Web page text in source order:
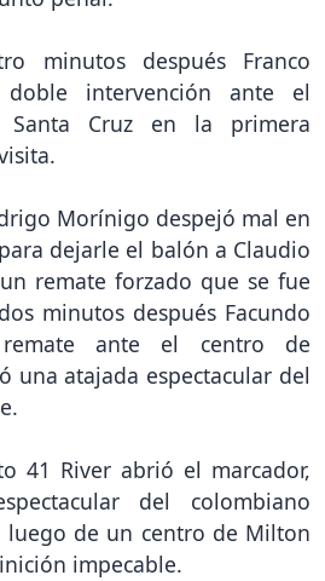
minutos después Franco
intervención ante el
Santa Cruz en la primera
Morínigo despejó mal en
dejarle el balón a Claudio
remate forzado que se fue
minutos después Facundo
ante el centro de
una atajada espectacular del
41 River abrió el marcador,
del colombiano
luego de un centro de Milton
impecable.